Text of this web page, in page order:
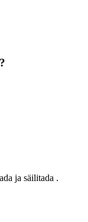
ja säilitada .